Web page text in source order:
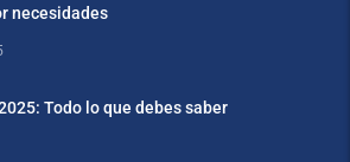
necesidades
Todo lo que debes saber